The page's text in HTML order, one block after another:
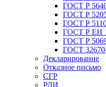
ГОСТ Р
ГОСТ Р
ГОСТ Р
ГОСТ Р ЕН
ГОСТ Р
ГОСТ
Декларирование
Отказное письмо
СГР
РДИ